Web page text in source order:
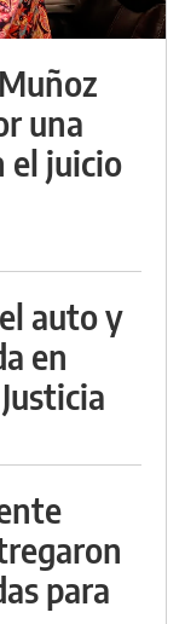
una
el juicio
auto y
en
para